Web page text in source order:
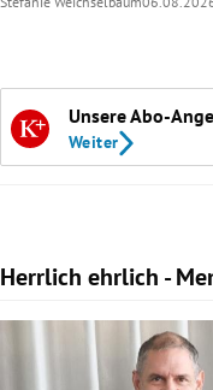
Unsere Abo-
Weiter
Herrlich ehrlich -
Slide 1 von 10